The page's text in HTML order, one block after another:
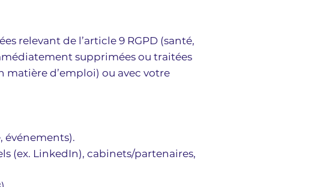
relevant de l’article 9 RGPD (santé,
supprimées ou traitées
matière d’emploi) ou avec votre
événements).
(ex. LinkedIn), cabinets/partenaires,